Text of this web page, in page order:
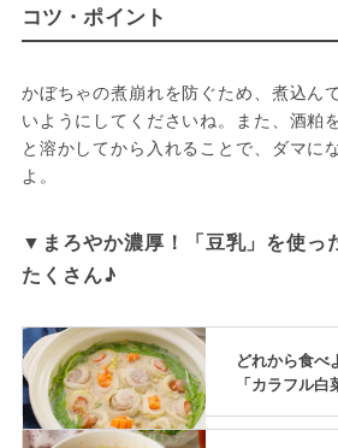
コツ・ポイント
かぼちゃの煮崩れを防ぐため、煮込ん
いようにしてくださいね。また、酒粕
と溶かしてから入れることで、ダマに
よ。
▼まろやか濃厚！「豆乳」を使っ
たくさん♪
どれから食べ
「カラフル白